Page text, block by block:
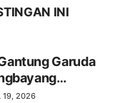
INI
Garuda
Simbol
19, 2026